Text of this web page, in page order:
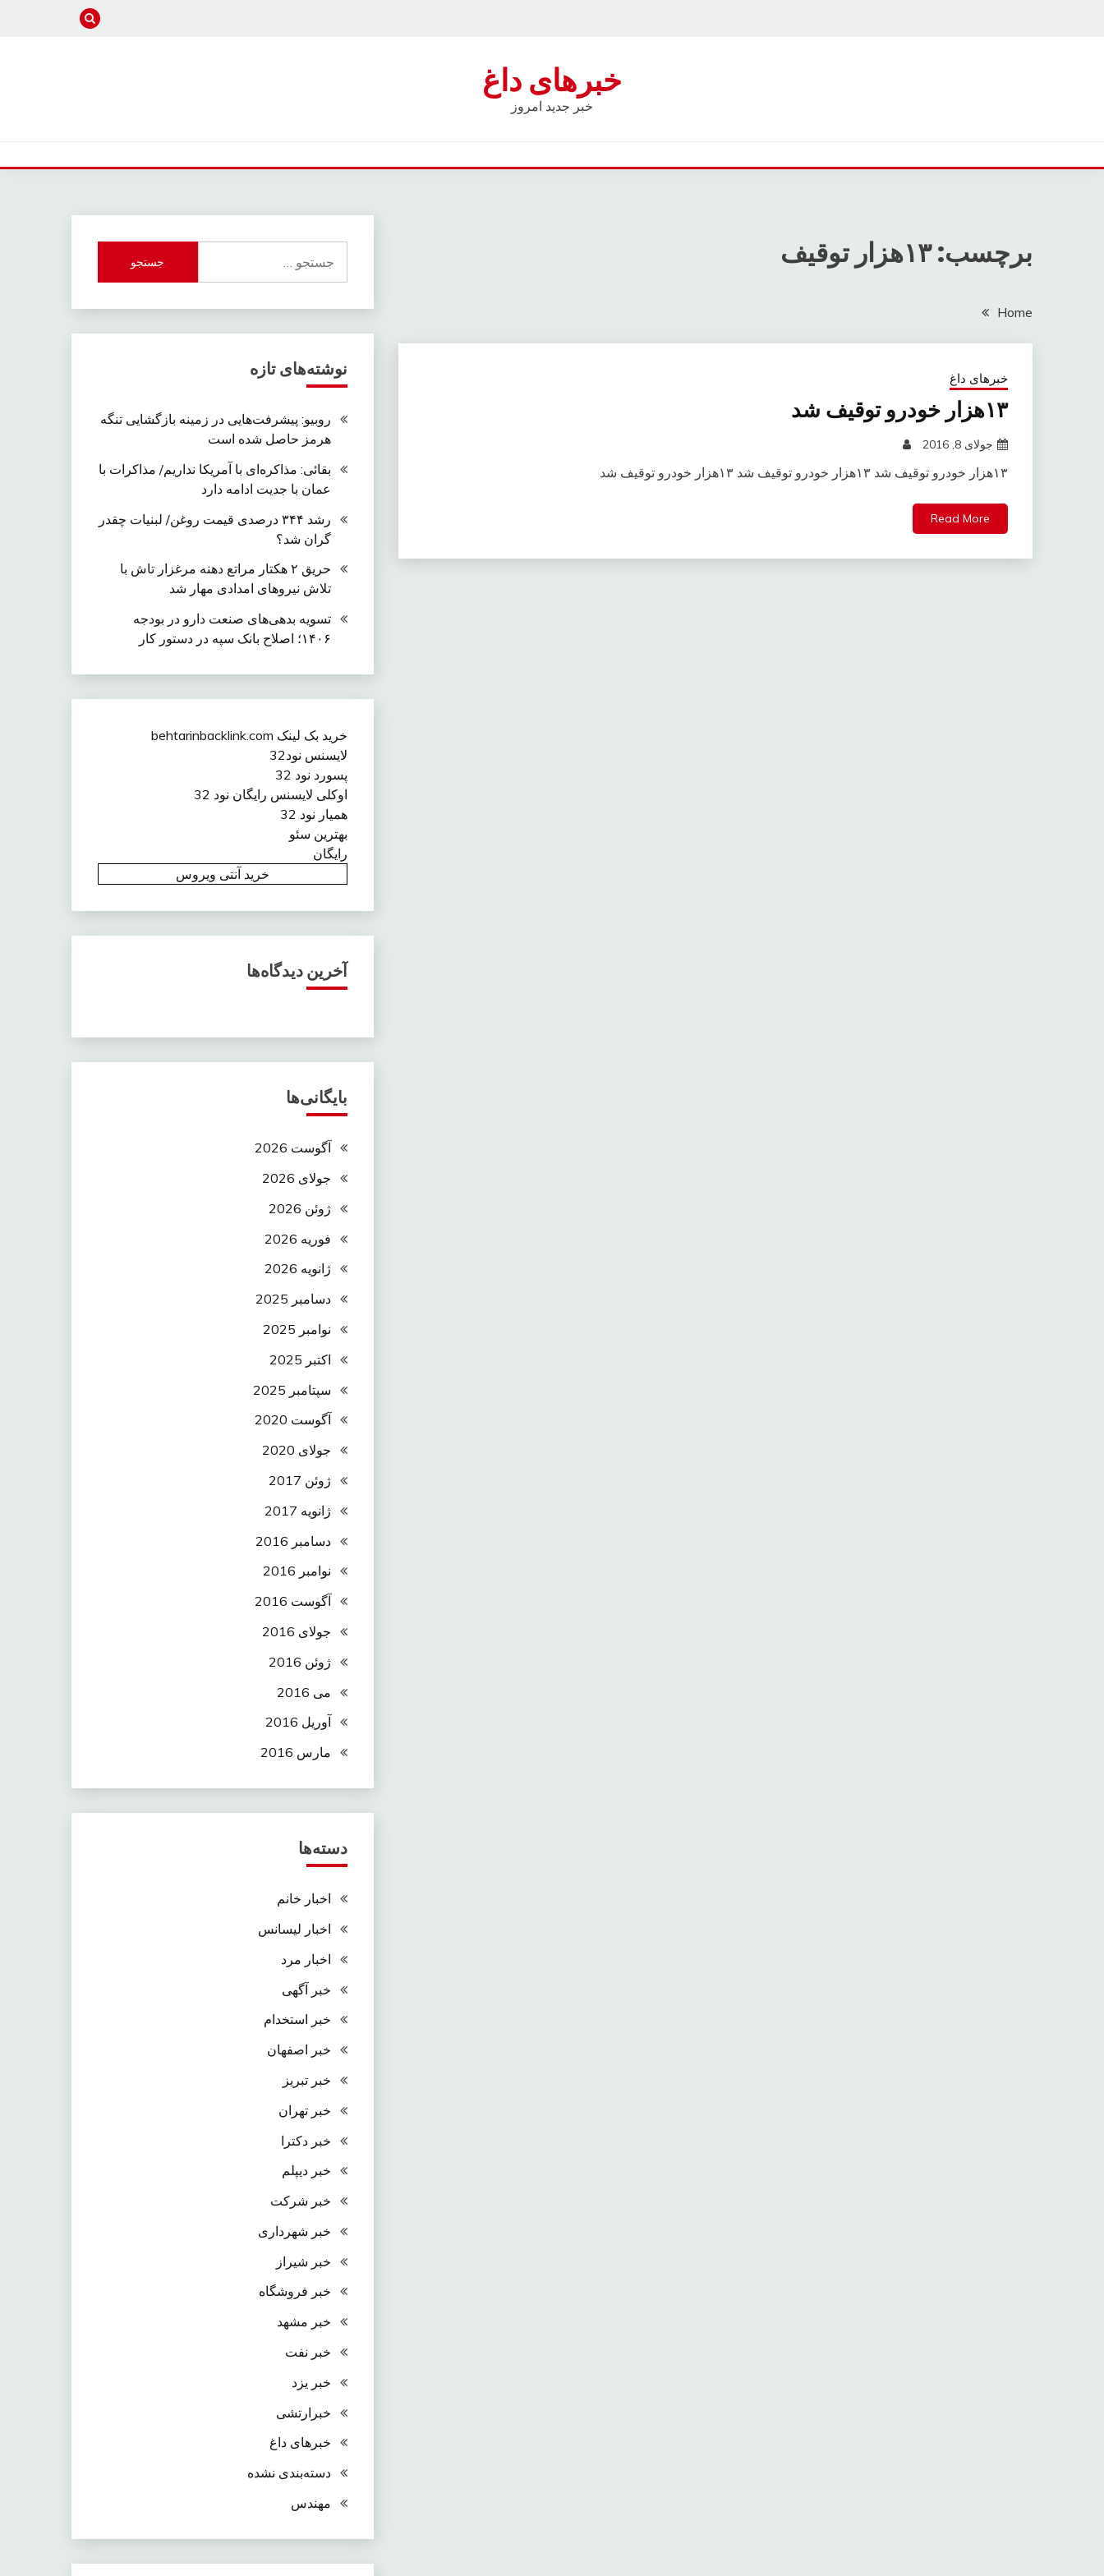
خبرهای داغ
خبر جدید امروز
برچسب: ۱۳هزار توقیف
Home
خبرهای داغ
۱۳هزار خودرو توقیف شد
جولای 8, 2016
۱۳هزار خودرو توقیف شد ۱۳هزار خودرو توقیف شد ۱۳هزار خودرو توقیف شد
Read More
برای:
نوشته‌های تازه
روبیو: پیشرفت‌هایی در زمینه بازگشایی تنگه
هرمز حاصل شده است
بقائی: مذاکره‌ای با آمریکا نداریم/ مذاکرات با
عمان با جدیت ادامه دارد
رشد ۳۴۴ درصدی قیمت روغن/ لبنیات چقدر
گران شد؟
حریق ۲ هکتار مراتع دهنه مرغزار تاش با
تلاش نیروهای امدادی مهار شد
تسویه بدهی‌های صنعت دارو در بودجه
۱۴۰۶؛ اصلاح بانک سپه در دستور کار
خرید بک لینک behtarinbacklink.com
لایسنس نود32
پسورد نود 32
اوکلی لایسنس رایگان نود 32
همیار نود 32
بهترین سئو
رایگان
خرید آنتی ویروس
آخرین دیدگاه‌ها
بایگانی‌ها
آگوست 2026
جولای 2026
ژوئن 2026
فوریه 2026
ژانویه 2026
دسامبر 2025
نوامبر 2025
اکتبر 2025
سپتامبر 2025
آگوست 2020
جولای 2020
ژوئن 2017
ژانویه 2017
دسامبر 2016
نوامبر 2016
آگوست 2016
جولای 2016
ژوئن 2016
می 2016
آوریل 2016
مارس 2016
دسته‌ها
اخبار خانم
اخبار لیسانس
اخبار مرد
خبر آگهی
خبر استخدام
خبر اصفهان
خبر تبریز
خبر تهران
خبر دکترا
خبر دیپلم
خبر شرکت
خبر شهرداری
خبر شیراز
خبر فروشگاه
خبر مشهد
خبر نفت
خبر یزد
خبرارتشی
خبرهای داغ
دسته‌بندی نشده
مهندس